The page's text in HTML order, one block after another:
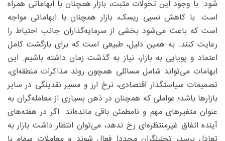
شود. با وجود این تحولات مثبت، بازار همچنان با ابهاماتی همراه
است. با کاهش نسبی ریسک، بازار همچنان با ابهاماتی مواجه
است که باعث می‌شود بخشی از سرمایه‌گذاران جانب احتیاط را
رعایت کنند. به همین دلیل، طبیعی است که برای بازگشت کامل
اعتماد و پویایی به بازار، نیاز به گذشت زمان داشته باشیم. این
ابهامات می‌تواند شامل مسائلی همچون روند مذاکرات منطقه‌ای،
تصمیمات سیاستگذار اقتصادی، نرخ ارز و مسیر نقدینگی در سایر
بازارها باشد؛ عواملی که همچنان در ذهن بسیاری از معامله‌گران به
عنوان متغیرهای مهم و نامطمئن باقی مانده‌اند. اگر در هفته‌های
آینده اتفاق غیرمنتظره‌ای رخ ندهد، می‌توان انتظار داشت بازار به